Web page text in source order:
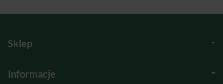
Sklep
Informacje